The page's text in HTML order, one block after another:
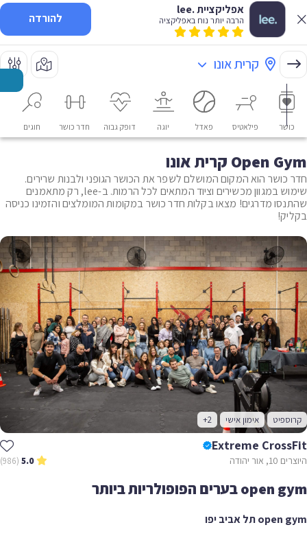
אפליקציית .lee
הרבה יותר נוח באפליקציה להורדה
קרית אונו
כושר פילאטיס פאדל יוגה דופק גבוה חדר כושר חוגים
Open Gym קרית אונו
חדר כושר הוא המקום המושלם לשפר את הכושר הגופני ולבנות שרירים.
שימוש במגוון מכשירים וציוד המתאים לכל הרמות. ב-lee, רק מתאמנים
שהתנסו מדרגים! מצאו בקלות חדר כושר במקומות המומלצים והזמינו כניסה
בקליק!
קרוספיט אימון אישי +2
Extreme CrossFit
היוצרים 10, אור יהודה 5.0
(986)
open gym בערים הפופולריות ביותר
open gym תל אביב יפו